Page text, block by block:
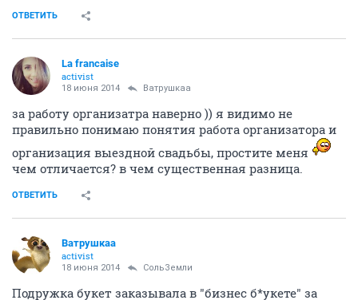
ОТВЕТИТЬ
La francaise
activist
18 июня 2014 Ватрушкаа
за работу организатра наверно )) я видимо не
правильно понимаю понятия работа организатора и
организация выездной свадьбы, простите меня
чем отличается? в чем существенная разница.
ОТВЕТИТЬ
Ватрушкаа
activist
18 июня 2014 СольЗемли
Подружка букет заказывала в "бизнес б*укете" за